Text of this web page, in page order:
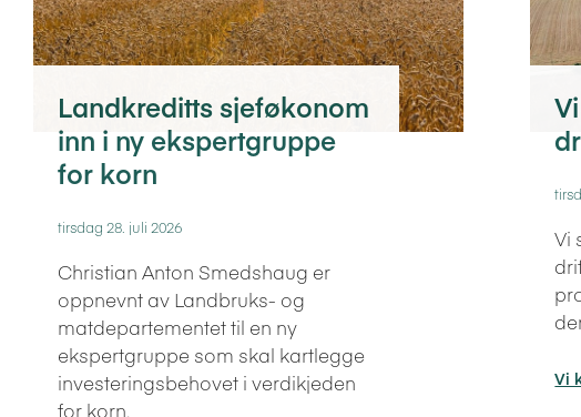
Landkreditts sjeføkonom
inn i ny ekspertgruppe
for korn
tirsdag 28. juli 2026
Christian Anton Smedshaug er
oppnevnt av Landbruks- og
matdepartementet til en ny
ekspertgruppe som skal kartlegge
investeringsbehovet i verdikjeden
for korn.
Vi
Vi